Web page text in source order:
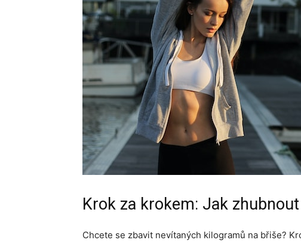
Krok za krokem: Jak
Chcete se zbavit nevítaných kilogramů na břiše?